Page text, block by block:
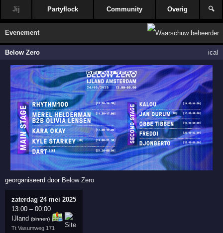
Jij Partyflock Community Overig 🔍
Evenement
Below Zero ical
georganiseerd door Below Zero
zaterdag 24 mei 2025
13:00 –00:00
IJland (binnen)
Tt Vasumweg 171